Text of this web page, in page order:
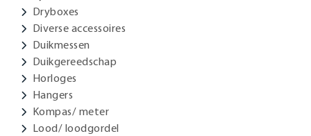
Dryboxes
Diverse accessoires
Duikmessen
Duikgereedschap
Horloges
Hangers
Kompas/ meter
Lood/ loodgordel